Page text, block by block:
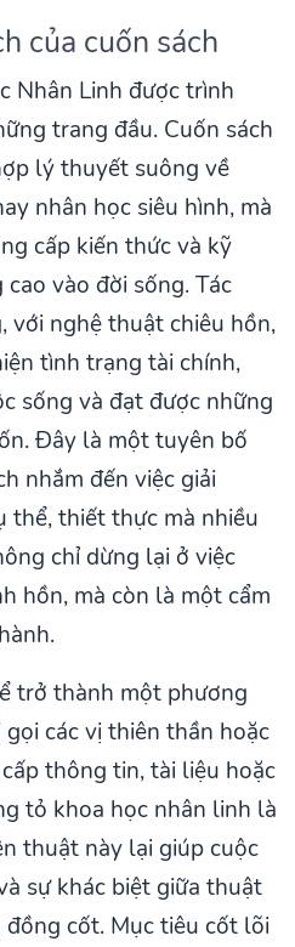
của cuốn sách
Nhân Linh được trình
trang đầu. Cuốn sách
lý thuyết suông về
nhân học siêu hình, mà
cấp kiến thức và kỹ
vào đời sống. Tác
với nghệ thuật chiêu hồn,
tình trạng tài chính,
sống và đạt được những
Đây là một tuyên bố
nhắm đến việc giải
thể, thiết thực mà nhiều
chỉ dừng lại ở việc
hồn, mà còn là một cẩm
trở thành một phương
các vị thiên thần hoặc
thông tin, tài liệu hoặc
tỏ khoa học nhân linh là
thuật này lại giúp cuộc
sự khác biệt giữa thuật
cốt. Mục tiêu cốt lõi